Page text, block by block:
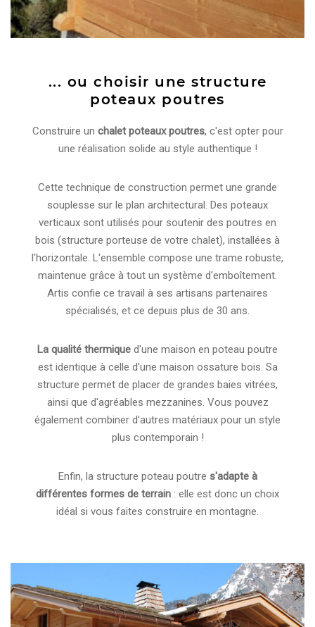
... ou choisir une structure
poteaux poutres
Construire un chalet poteaux poutres, c'est opter pour
une réalisation solide au style authentique !
Cette technique de construction permet une grande
souplesse sur le plan architectural. Des poteaux
verticaux sont utilisés pour soutenir des poutres en
bois (structure porteuse de votre chalet), installées à
l'horizontale. L'ensemble compose une trame robuste,
maintenue grâce à tout un système d'emboîtement.
Artis confie ce travail à ses artisans partenaires
spécialisés, et ce depuis plus de 30 ans.
La qualité thermique d'une maison en poteau poutre
est identique à celle d'une maison ossature bois. Sa
structure permet de placer de grandes baies vitrées,
ainsi que d'agréables mezzanines. Vous pouvez
également combiner d'autres matériaux pour un style
plus contemporain !
Enfin, la structure poteau poutre s'adapte à
différentes formes de terrain : elle est donc un choix
idéal si vous faites construire en montagne.